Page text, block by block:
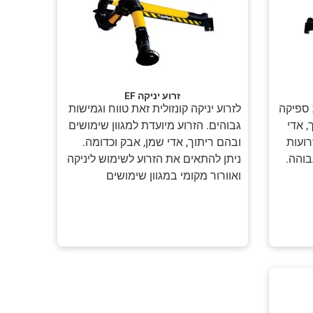
ספיקה
אדי
זרוע יניקה EF
לזרוע יניקה קונזולית זאת טווח וגמישות
גבוהים. הזרוע מיועדת למגוון שימושים
ובהם ריתוך, אדי שמן, אבק וכדומה.
ניתן להתאים את הזרוע לשימוש ליניקה
ואוורור מקומי במגוון שימושים